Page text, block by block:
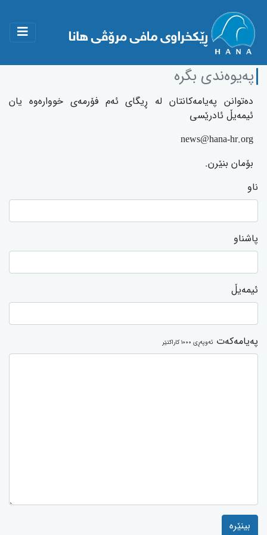
پەیوەندی بگرە
دەتوانن پەیامەکانتان لە ڕیگای ئەم فۆرمەی خووارەوە یان
ئیمەیڵ ئادرێسی
news@hana-hr.org
بۆمان بنێرن.
ناو
پاشناو
ئیمەیڵ
پەیامەکەت ئەوپەڕی ١٠٠٠ کاراکتێر